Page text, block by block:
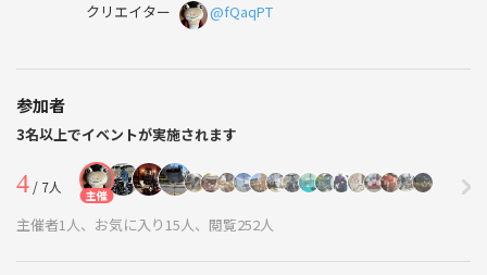
クリエイター
@fQaqPT
参加者
3名以上でイベントが実施されます
4/ 7人 主催
主催者1人、お気に入り15人、閲覧252人